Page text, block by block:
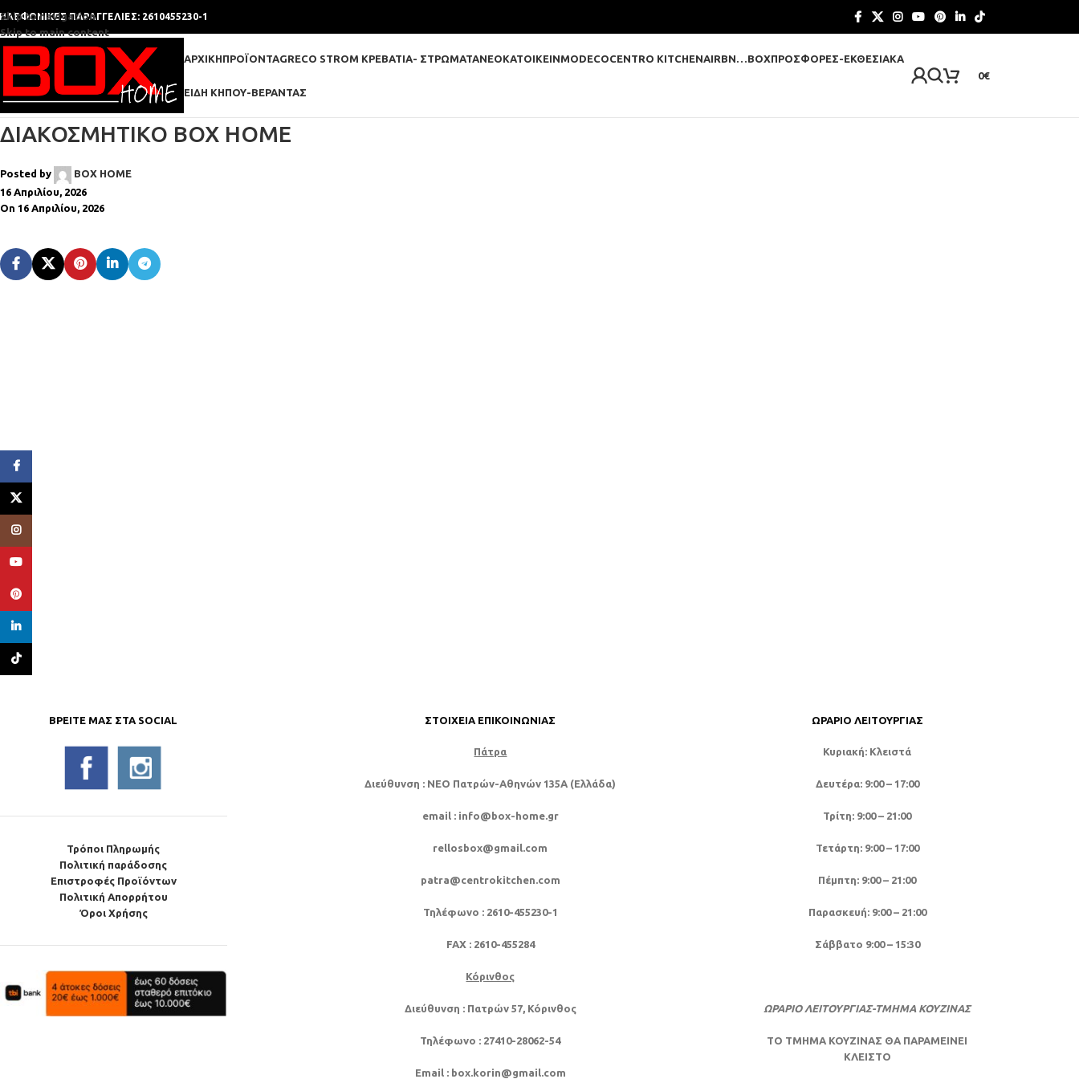
Skip to navigation
Skip to main content
ΠΑΡΑΓΓΕΛΙΕΣ: 2610455230-1
ΑΡΧΙΚΉΠΡΟΪΌΝΤΑGRECO STROM ΚΡΕΒΑΤΙΑ- ΣΤΡΩΜΑΤΑΝΕΟΚΑΤΟΙΚΕΙΝMODECOCENTRO KITCHENAIRBN…BOXΠΡΟΣΦΟΡΈΣ-ΕΚΘΕΣΙΑΚΆ
ΕΊΔΗ ΚΉΠΟΥ-ΒΕΡΆΝΤΑΣ
0€
ΔΙΑΚΟΣΜΗΤΙΚΌ BOX HOME
Posted by
BOX HOME
16 Απριλίου, 2026
On 16 Απριλίου, 2026
ΒΡΕΊΤΕ ΜΑΣ ΣΤΑ SOCIAL
Τρόποι Πληρωμής
Πολιτική παράδοσης
Επιστροφές Προϊόντων
Πολιτική Απορρήτου
Όροι Χρήσης
ΣΤΟΙΧΕΊΑ ΕΠΙΚΟΙΝΩΝΊΑΣ
Πάτρα
Διεύθυνση : NEO Πατρών-Αθηνών 135Α (Ελλάδα)
email : info@box-home.gr
rellosbox@gmail.com
patra@centrokitchen.com
Τηλέφωνο : 2610-455230-1
FAX: 2610-455284
Κόρινθος
Διεύθυνση : Πατρών 57, Κόρινθος
Τηλέφωνο : 27410-28062-54
Email : box.korin@gmail.com
ΩΡΆΡΙΟ ΛΕΙΤΟΥΡΓΊΑΣ
Κυριακή: Κλειστά
Δευτέρα: 9:00 – 17:00
Τρίτη: 9:00 – 21:00
Τετάρτη: 9:00 – 17:00
Πέμπτη: 9:00 – 21:00
Παρασκευή: 9:00 – 21:00
Σάββατο 9:00 – 15:30
ΩΡΑΡΙΟ ΛΕΙΤΟΥΡΓΙΑΣ-ΤΜΗΜΑ ΚΟΥΖΙΝΑΣ
ΤΟ ΤΜΗΜΑ ΚΟΥΖΙΝΑΣ ΘΑ ΠΑΡΑΜΕΙΝΕΙ
ΚΛΕΙΣΤΟ